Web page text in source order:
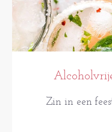
Zin in een